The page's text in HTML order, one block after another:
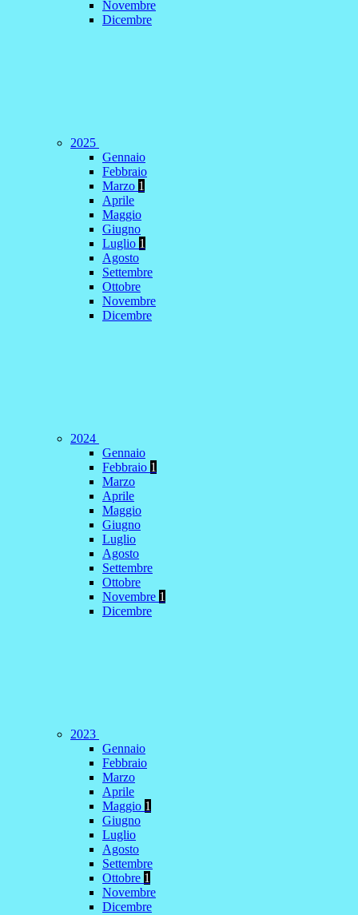
Novembre
Dicembre
2025
Gennaio
Febbraio
Marzo 1
Aprile
Maggio
Giugno
Luglio 1
Agosto
Settembre
Ottobre
Novembre
Dicembre
2024
Gennaio
Febbraio 1
Marzo
Aprile
Maggio
Giugno
Luglio
Agosto
Settembre
Ottobre
Novembre 1
Dicembre
2023
Gennaio
Febbraio
Marzo
Aprile
Maggio 1
Giugno
Luglio
Agosto
Settembre
Ottobre 1
Novembre
Dicembre